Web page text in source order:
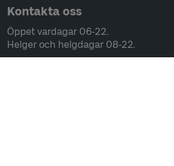
Kontakta oss
Öppet vardagar 06-22.
Helger och helgdagar 08-22.